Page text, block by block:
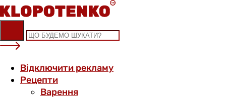
Skip
to
content
Відключити рекламу
Рецепти
Варення